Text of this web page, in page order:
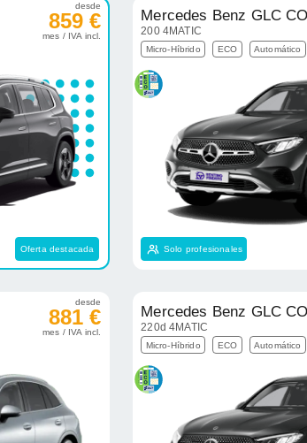
desde
859 €
mes / IVA incl.
Oferta destacada
Mercedes Benz GLC
200 4MATIC
Micro-Híbrido ECO Automático
Solo profesionales
desde
881 €
mes / IVA incl.
Mercedes Benz GLC
220d 4MATIC
Micro-Híbrido ECO Automático